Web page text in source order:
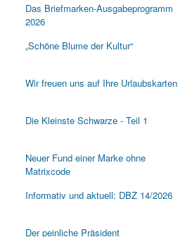
Das Briefmarken-Ausgabeprogramm
2026
„Schöne Blume der Kultur“
Wir freuen uns auf Ihre Urlaubskarten
Die Kleinste Schwarze - Teil 1
Neuer Fund einer Marke ohne
Matrixcode
Informativ und aktuell: DBZ 14/2026
Der peinliche Präsident